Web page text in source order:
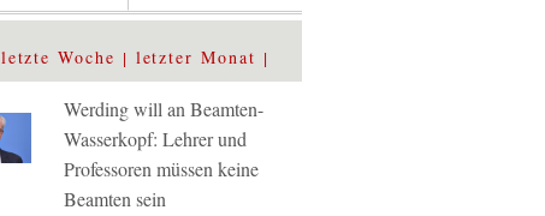
letzte Woche letzter Monat
Werding will an Beamten-
Wasserkopf: Lehrer und
Professoren müssen keine
Beamten sein